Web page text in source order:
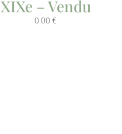
XIXe – Vendu
0.00€